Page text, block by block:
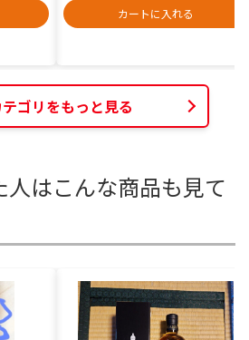
カートに入れる
ゴリをもっと見る
人はこんな商品も見て